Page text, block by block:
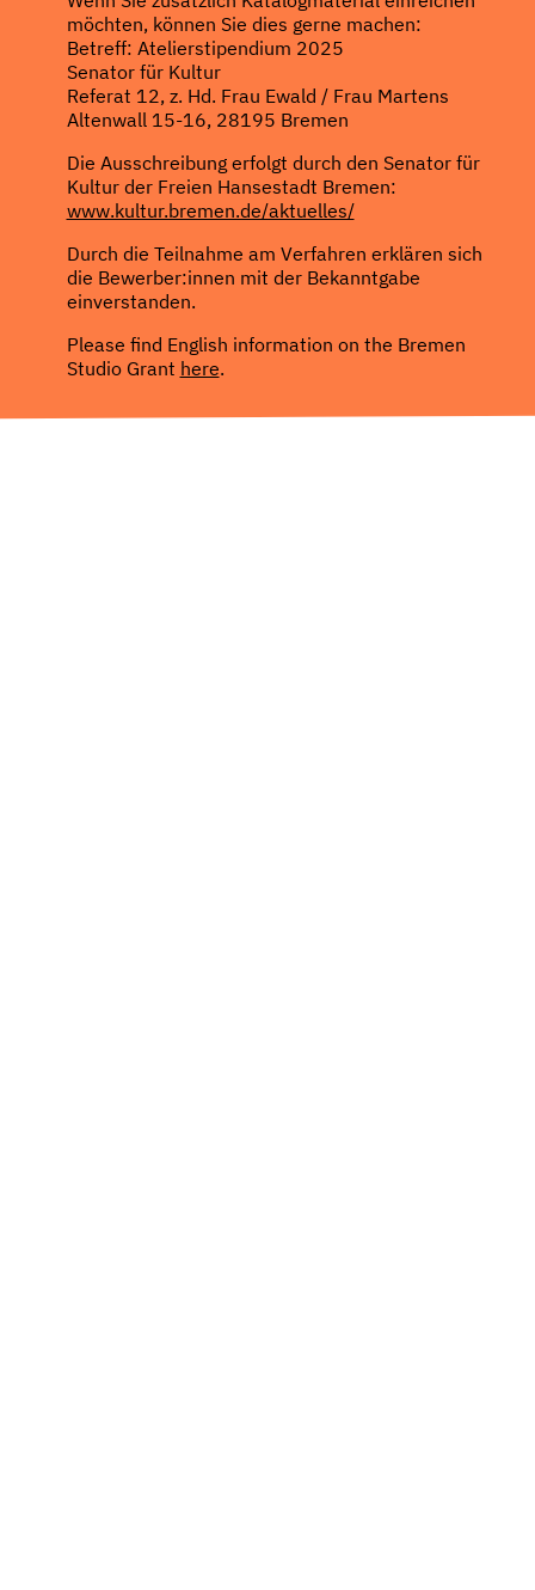
möchten, können Sie dies gerne machen:
Betreff: Atelierstipendium 2025
Senator für Kultur
Referat 12, z. Hd. Frau Ewald / Frau Martens
Altenwall 15-16, 28195 Bremen
Die Ausschreibung erfolgt durch den Senator für
Kultur der Freien Hansestadt Bremen:
www.kultur.bremen.de/aktuelles/
Durch die Teilnahme am Verfahren erklären sich
die Bewerber:innen mit der Bekanntgabe
einverstanden.
Please find English information on the Bremen
Studio Grant here.